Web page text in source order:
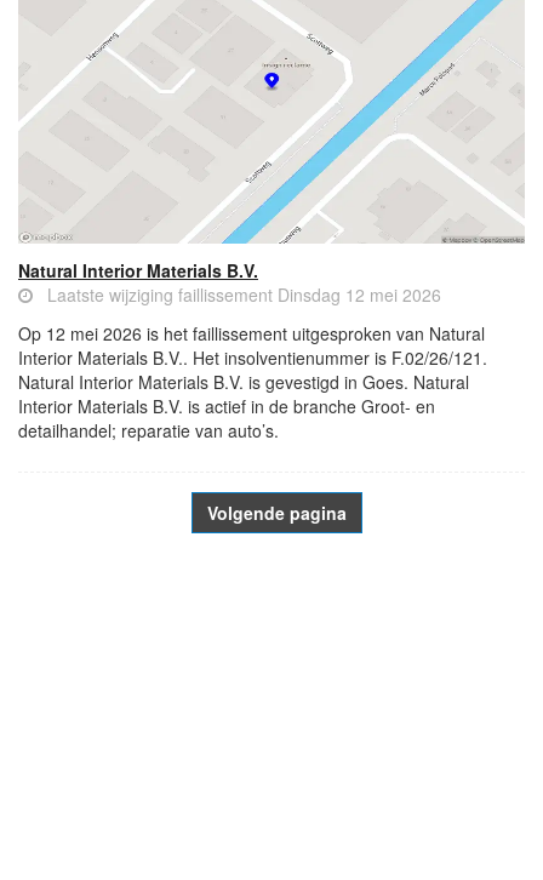
Natural Interior Materials B.V.
Laatste wijziging faillissement Dinsdag 12 mei 2026
Op 12 mei 2026 is het faillissement uitgesproken van Natural
Interior Materials B.V.. Het insolventienummer is F.02/26/121.
Natural Interior Materials B.V. is gevestigd in Goes. Natural
Interior Materials B.V. is actief in de branche Groot- en
detailhandel; reparatie van auto’s.
Volgende pagina